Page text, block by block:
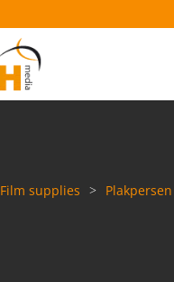
Film supplies > Plakpersen